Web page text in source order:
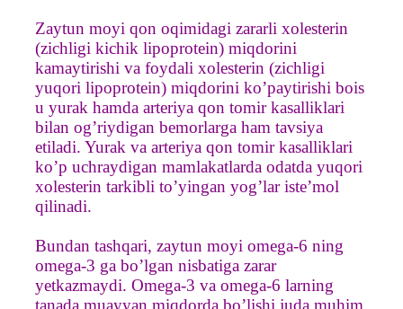
Zaytun moyi qon oqimidagi zararli xolesterin
(zichligi kichik lipoprotein) miqdorini
kamaytirishi va foydali xolesterin (zichligi
yuqori lipoprotein) miqdorini ko’paytirishi bois
u yurak hamda arteriya qon tomir kasalliklari
bilan og’riydigan bemorlarga ham tavsiya
etiladi. Yurak va arteriya qon tomir kasalliklari
ko’p uchraydigan mamlakatlarda odatda yuqori
xolesterin tarkibli to’yingan yog’lar iste’mol
qilinadi.
Bundan tashqari, zaytun moyi omega-6 ning
omega-3 ga bo’lgan nisbatiga zarar
yetkazmaydi. Omega-3 va omega-6 larning
tanada muayyan miqdorda bo’lishi juda muhim,